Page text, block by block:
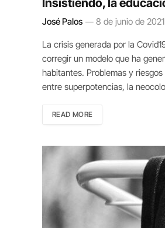
Insistiendo, la
José Palos 8 de junio de 2021
La crisis generada por la
corregir un modelo que ha
habitantes. Problemas y
entre superpotencias, la
READ MORE